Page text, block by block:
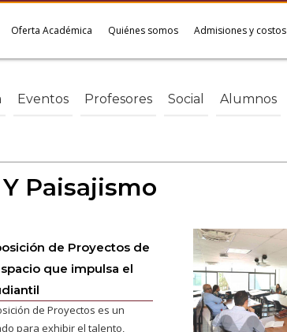
Oferta Académica Quiénes somos Admisiones y costos
Eventos Profesores Social Alumnos
Paisajismo
de Proyectos de
que impulsa el
de Proyectos es un
para exhibir el talento,